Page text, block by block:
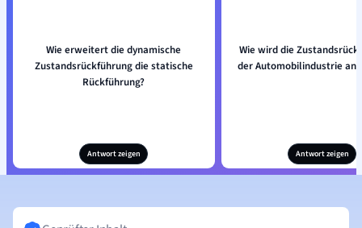
Wie erweitert die dynamische
Zustandsrückführung die statische
Rückführung?
Antwort zeigen
Wie wird die
der Automobilindustrie
Antwort zeigen